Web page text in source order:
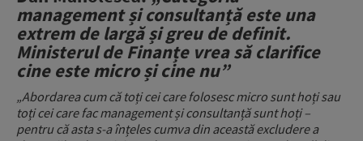
management și consultanță este una
extrem de largă și greu de definit.
Ministerul de Finanțe vrea să clarifice
cine este micro și cine nu”
„Abordarea cum că toți cei care folosesc micro sunt hoți sau
toți cei care fac management și consultanță sunt hoți –
pentru că asta s-a înțeles cumva din această excludere a